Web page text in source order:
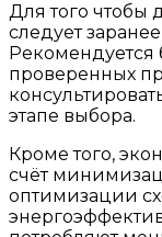
Для того чтобы
следует
Рекомендуется
проверенных
этапе выбора.
Кроме того,
счёт
оптимизации